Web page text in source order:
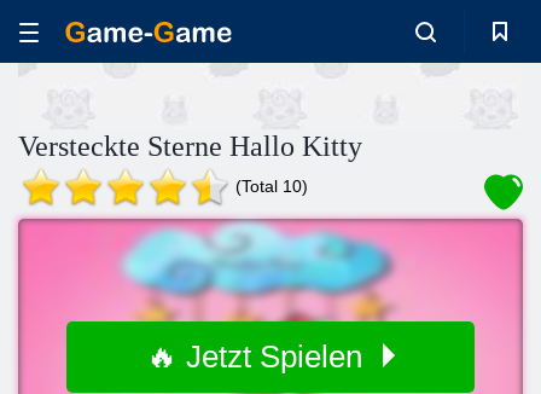
Versteckte Sterne Hallo Kitty
(Total 10)
🔥 Jetzt Spielen